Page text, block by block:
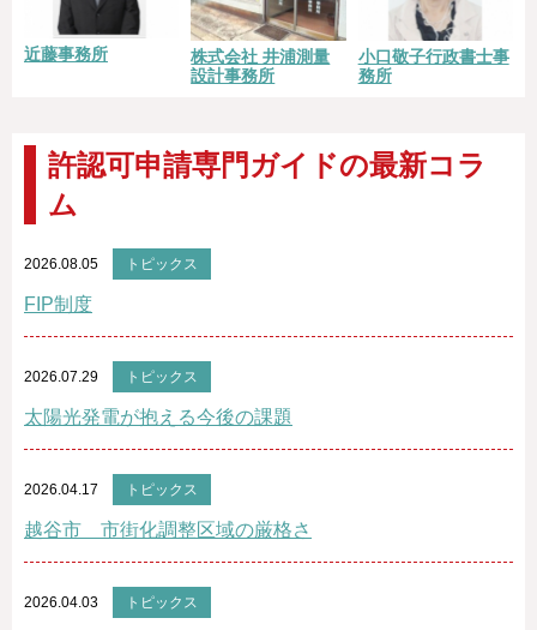
近藤事務所
株式会社 井浦測量
設計事務所
小口敬子行政書士事
務所
許認可申請専門ガイドの最新コラ
ム
2026.08.05 トピックス
FIP制度
2026.07.29 トピックス
太陽光発電が抱える今後の課題
2026.04.17 トピックス
越谷市 市街化調整区域の厳格さ
2026.04.03 トピックス